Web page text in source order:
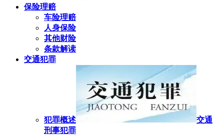
保险理赔
车险理赔
人身保险
其他财险
条款解读
交通犯罪
犯罪概述
交通
刑事犯罪